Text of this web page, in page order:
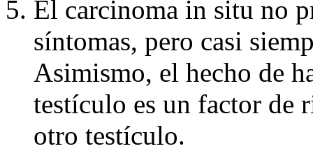
El carcinoma in situ no
síntomas, pero casi
Asimismo, el hecho de
testículo es un factor de
otro testículo.